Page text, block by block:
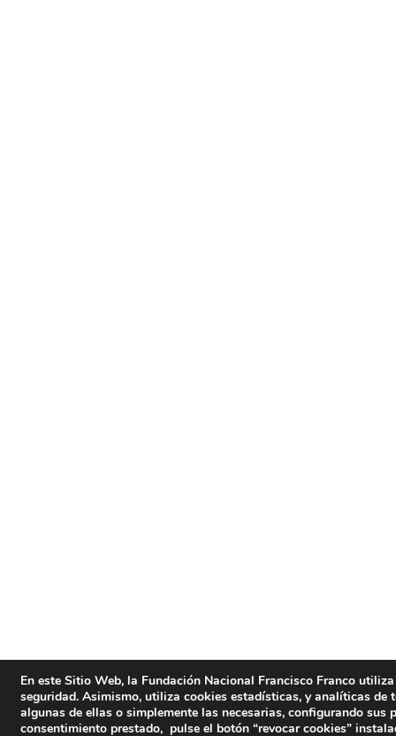
En este Sitio Web, la Fundación Nacional Francisco Franco
seguridad. Asimismo, utiliza cookies estadísticas, y analíticas
algunas de ellas o simplemente las necesarias, configurando
consentimiento prestado, pulse el botón “revocar cookies”